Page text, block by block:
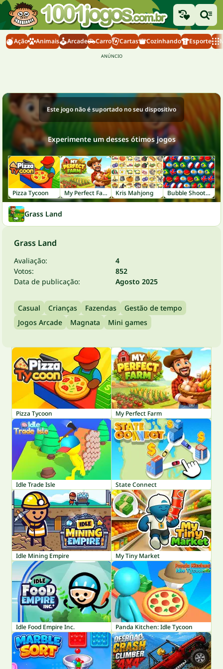
Ação Animais Arcade Carro Cartas Cozinhando Esporte
Este jogo não é suportado no seu dispositivo
Experimente um desses ótimos jogos
Pizza Tycoon My Perfect Farm Kris Mahjong Bubble Shooter World Cup
Grass Land
Grass Land
Avaliação:
4
Votos:
852
Data de publicação:
Agosto 2025
Casual Crianças Fazendas
Gestão de tempo
Jogos Arcade
Magnata Mini games
Pizza Tycoon My Perfect Farm
Idle Trade Isle State Connect
Idle Mining Empire My Tiny Market
Idle Food Empire Inc. Panda Kitchen: Idle Tycoon